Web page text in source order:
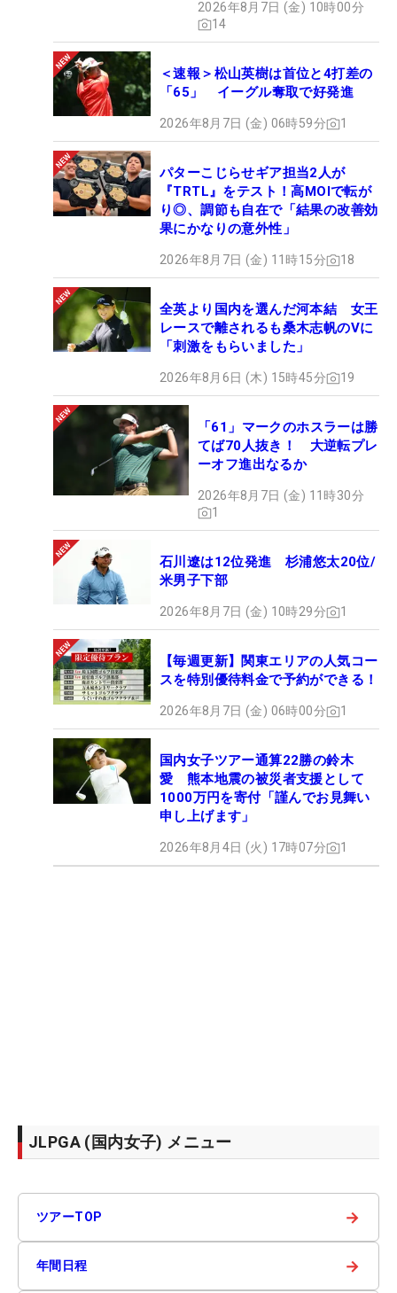
2026年8月7日 (金) 10時00分
14
＜速報＞松山英樹は首位と4打差の
「65」 イーグル奪取で好発進
2026年8月7日 (金) 06時59分 1
パターこじらせギア担当2人が
『TRTL』をテスト！高MOIで転が
り◎、調節も自在で「結果の改善効
果にかなりの意外性」
2026年8月7日 (金) 11時15分 18
全英より国内を選んだ河本結 女王
レースで離されるも桑木志帆のVに
「刺激をもらいました」
2026年8月6日 (木) 15時45分 19
「61」マークのホスラーは勝
てば70人抜き！ 大逆転プレ
ーオフ進出なるか
2026年8月7日 (金) 11時30分
1
石川遼は12位発進 杉浦悠太20位/
米男子下部
2026年8月7日 (金) 10時29分 1
【毎週更新】関東エリアの人気コー
スを特別優待料金で予約ができる！
2026年8月7日 (金) 06時00分 1
国内女子ツアー通算22勝の鈴木
愛 熊本地震の被災者支援として
1000万円を寄付「謹んでお見舞い
申し上げます」
2026年8月4日 (火) 17時07分 1
JLPGA (国内女子) メニュー
ツアーTOP →
年間日程 →